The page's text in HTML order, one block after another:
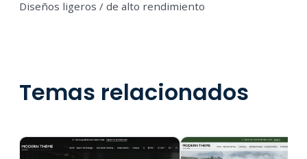
Diseños ligeros / de alto rendimiento
Temas relacionados